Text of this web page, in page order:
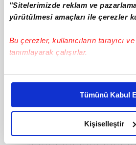
"Sitelerimizde reklam ve
yürütülmesi amaçları ile çerezler
Bu çerezler, kullanıcıların tarayıcı ve
tanımlayarak çalışırlar.
Bu çerezlere izin vermeniz halinde
daha iyi reklam deneyimi
amacımızın size daha iyi bir
olduğunu ve sizlere en iyi içerikleri
elimizden gelen çabayı
Tümünü Kabul
Kişiselleştir